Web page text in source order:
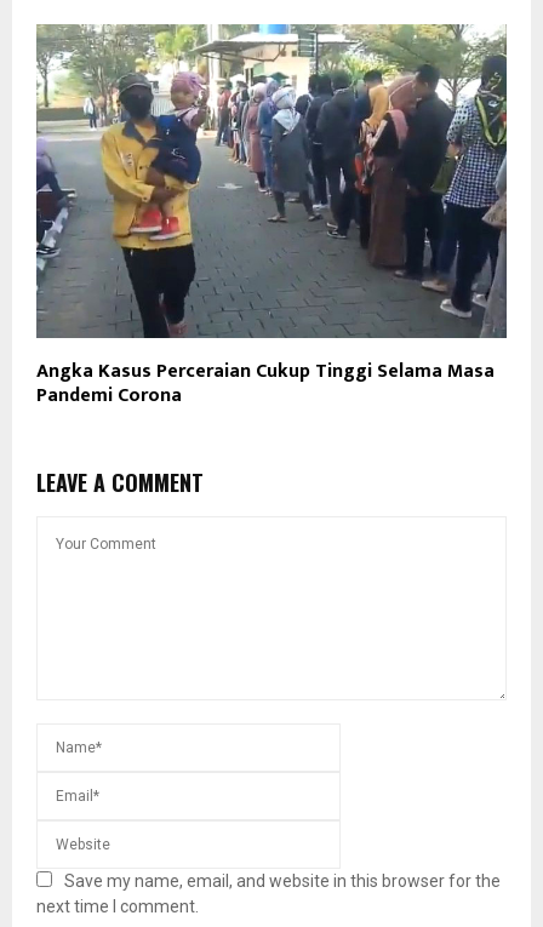
Angka Kasus Perceraian Cukup Tinggi Selama Masa
Pandemi Corona
LEAVE A COMMENT
Save my name, email, and website in this browser for the
next time I comment.